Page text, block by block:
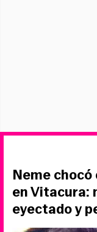
Neme
en Vitacura:
eyectado y